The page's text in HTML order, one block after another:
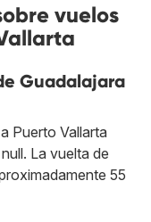
vuelos
Guadalajara
Puerto Vallarta
La vuelta de
55